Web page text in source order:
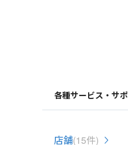
各種サービス・サ
店舗(15件)